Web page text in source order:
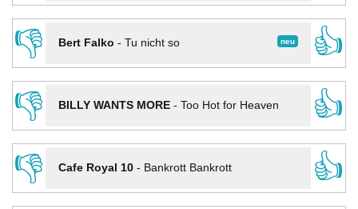
👎
neu
Bert Falko - Tu nicht so
👍
👎
BILLY WANTS MORE- Too Hot for Heaven
👍
👎
Cafe Royal 10- Bankrott Bankrott
👍